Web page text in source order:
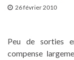
26 février 2010
Peu de sorties
compense